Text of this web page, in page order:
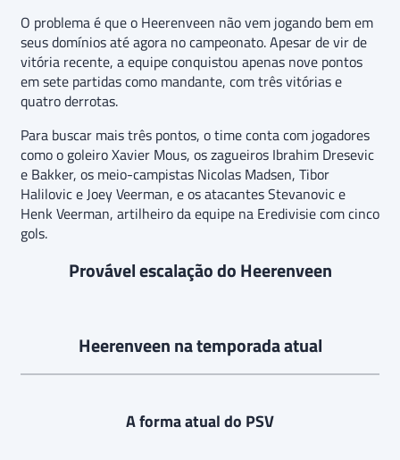
O problema é que o Heerenveen não vem jogando bem em
seus domínios até agora no campeonato. Apesar de vir de
vitória recente, a equipe conquistou apenas nove pontos
em sete partidas como mandante, com três vitórias e
quatro derrotas.
Para buscar mais três pontos, o time conta com jogadores
como o goleiro Xavier Mous, os zagueiros Ibrahim Dresevic
e Bakker, os meio-campistas Nicolas Madsen, Tibor
Halilovic e Joey Veerman, e os atacantes Stevanovic e
Henk Veerman, artilheiro da equipe na Eredivisie com cinco
gols.
Provável escalação do Heerenveen
Heerenveen na temporada atual
A forma atual do PSV